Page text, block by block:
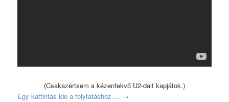
(Csakazértsem a kézenfekvő U2-dalt kapjátok.)
Egy kattintás ide a folytatáshoz…. →